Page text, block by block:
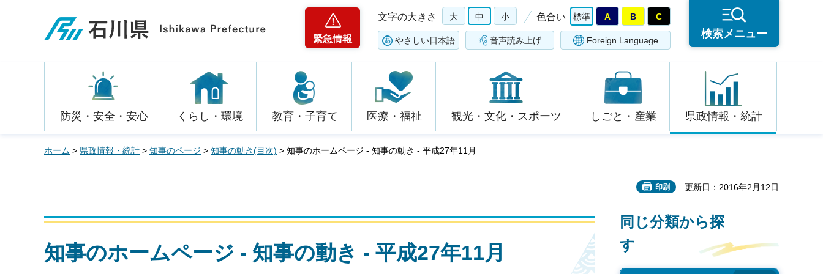
石川県
緊急情報
文字の大きさ 大 中 小 色合い 標準 A B C
やさしい日本語 音声読み上げ Foreign Language
検索メニュー
防災・安全・安心 くらし・環境 教育・子育て 医療・福祉 観光・文化・スポーツ しごと・産業 県政情報・統計
ホーム > 県政情報・統計 > 知事のページ > 知事の動き(目次) > 知事のホームページ - 知事の動き - 平成27年11月
印刷 更新日：2016年2月12日
知事のホームページ - 知事の動き - 平成27年11月
同じ分類から探
す